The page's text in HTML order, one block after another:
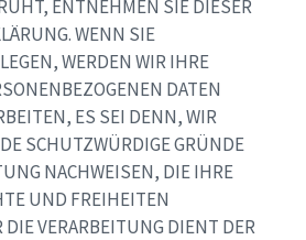
ENTNEHMEN SIE DIESER
WENN SIE
WERDEN WIR IHRE
DATEN
ES SEI DENN, WIR
SCHUTZWÜRDIGE GRÜNDE
NACHWEISEN, DIE IHRE
UND FREIHEITEN
DIE VERARBEITUNG DIENT DER